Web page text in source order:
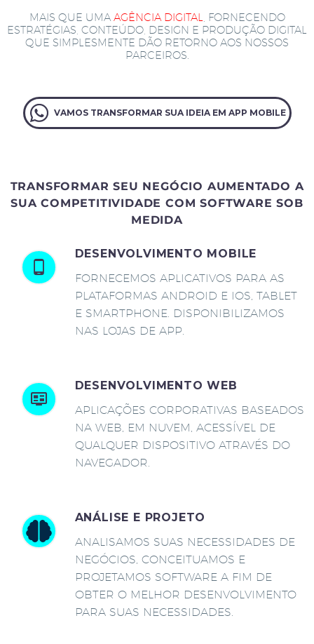
MAIS QUE UMA AGÊNCIA DIGITAL
, FORNECENDO
ESTRATÉGIAS, CONTEÚDO, DESIGN E PRODUÇÃO DIGITAL
QUE SIMPLESMENTE DÃO RETORNO AOS NOSSOS
PARCEIROS.
VAMOS TRANSFORMAR SUA IDEIA EM APP MOBILE
TRANSFORMAR SEU NEGÓCIO AUMENTADO A
SUA COMPETITIVIDADE COM SOFTWARE SOB
MEDIDA
DESENVOLVIMENTO MOBILE
FORNECEMOS APLICATIVOS PARA AS
PLATAFORMAS ANDROID E IOS, TABLET
E SMARTPHONE. DISPONIBILIZAMOS
NAS LOJAS DE APP.
DESENVOLVIMENTO WEB
APLICAÇÕES CORPORATIVAS BASEADOS
NA WEB, EM NUVEM, ACESSÍVEL DE
QUALQUER DISPOSITIVO ATRAVÉS DO
NAVEGADOR.
ANÁLISE E PROJETO
ANALISAMOS SUAS NECESSIDADES DE
NEGÓCIOS, CONCEITUAMOS E
PROJETAMOS SOFTWARE A FIM DE
OBTER O MELHOR DESENVOLVIMENTO
PARA SUAS NECESSIDADES.